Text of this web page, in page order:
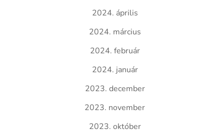
2024. április
2024. március
2024. február
2024. január
2023. december
2023. november
2023. október